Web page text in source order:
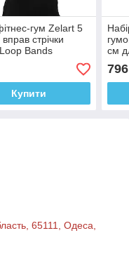
гум Zelart 5
стрічки
Bands
Купити
см
65111, Одеса,